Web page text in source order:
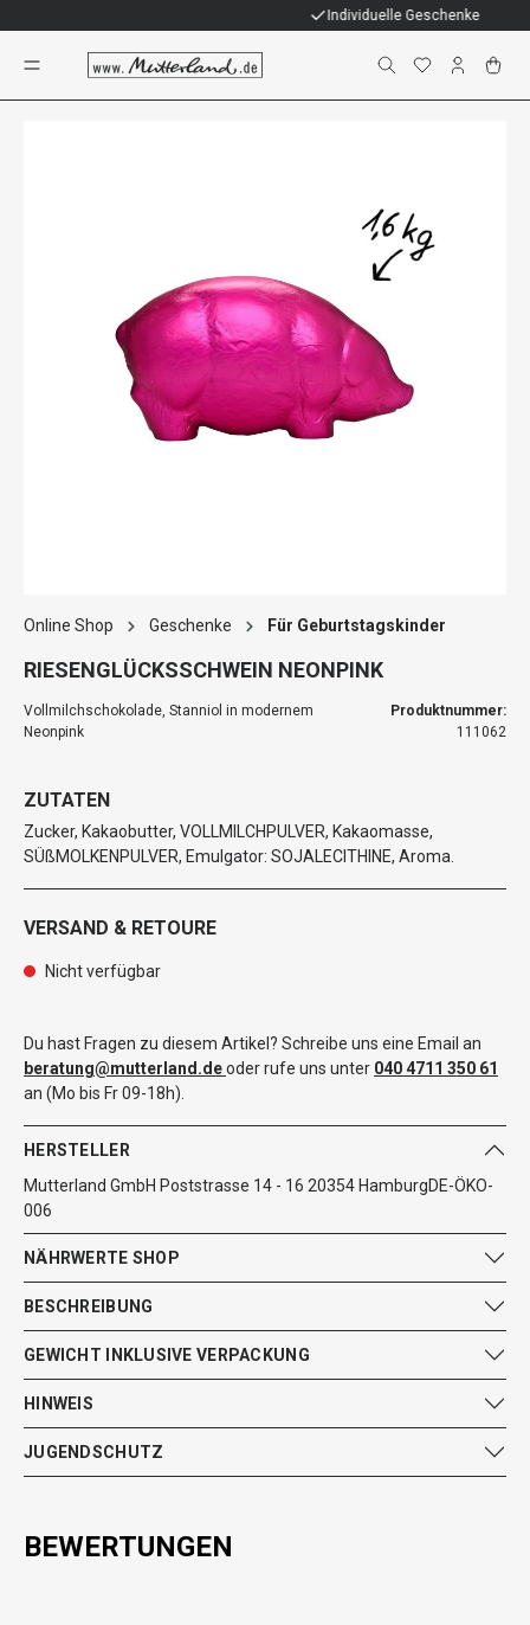
Individuelle Geschenke
Online Shop Geschenke Für Geburtstagskinder
RIESENGLÜCKSSCHWEIN NEONPINK
Vollmilchschokolade, Stanniol in modernem
Neonpink
Produktnummer:
111062
ZUTATEN
Zucker, Kakaobutter, VOLLMILCHPULVER, Kakaomasse,
SÜßMOLKENPULVER, Emulgator: SOJALECITHINE, Aroma.
VERSAND & RETOURE
Nicht verfügbar
Du hast Fragen zu diesem Artikel? Schreibe uns eine Email an
beratung@mutterland.deoder rufe uns unter 040 4711 350 61
an (Mo bis Fr 09-18h).
HERSTELLER
Mutterland GmbH Poststrasse 14 - 16 20354 HamburgDE-ÖKO-
006
NÄHRWERTE SHOP
BESCHREIBUNG
GEWICHT INKLUSIVE VERPACKUNG
HINWEIS
JUGENDSCHUTZ
BEWERTUNGEN